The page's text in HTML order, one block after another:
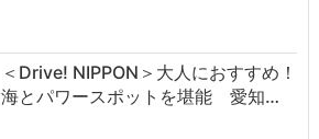
＜Drive! NIPPON＞大人におすすめ！
海とパワースポットを堪能 愛知…